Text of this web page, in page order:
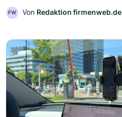
FW Von Redaktion firmenweb.de